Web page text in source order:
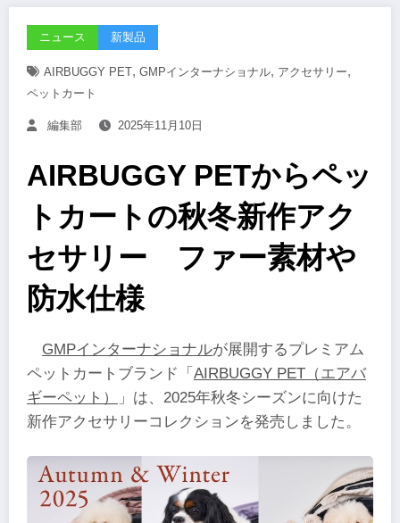
ニュース 新製品
AIRBUGGY PET, GMPインターナショナル, アクセサリー,
ペットカート
編集部 2025年11月10日
AIRBUGGY PETからペッ
トカートの秋冬新作アク
セサリー ファー素材や
防水仕様
GMPインターナショナルが展開するプレミアム
ペットカートブランド「 AIRBUGGY PET（エアバ
ギーペット）
」は、2025年秋冬シーズンに向けた
新作アクセサリーコレクションを発売しました。